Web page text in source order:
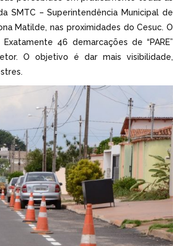
SMTC – Superintendência Municipal de
Matilde, nas proximidades do Cesuc. O
46 demarcações de “PARE”
O objetivo é dar mais visibilidade,